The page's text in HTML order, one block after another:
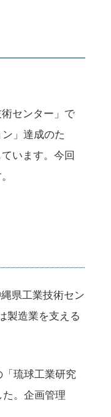
センター」で
」達成のた
います。今回
県工業技術セン
製造業を支える
琉球工業研究
。企画管理